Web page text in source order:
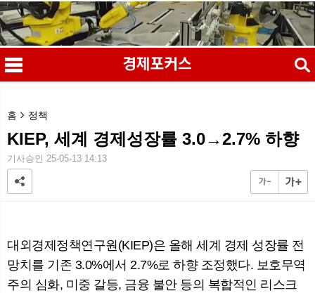
메
홈 정책
KIEP, 세계 경제성장률 3.0→2.7% 하향
기사승인 25-05-13 14:13
대외경제정책연구원(KIEP)은 올해 세계 경제 성장률 전
망치를 기존 3.0%에서 2.7%로 하향 조정했다. 보호무역
주의 심화, 미중 갈등, 금융 불안 등의 복합적인 리스크